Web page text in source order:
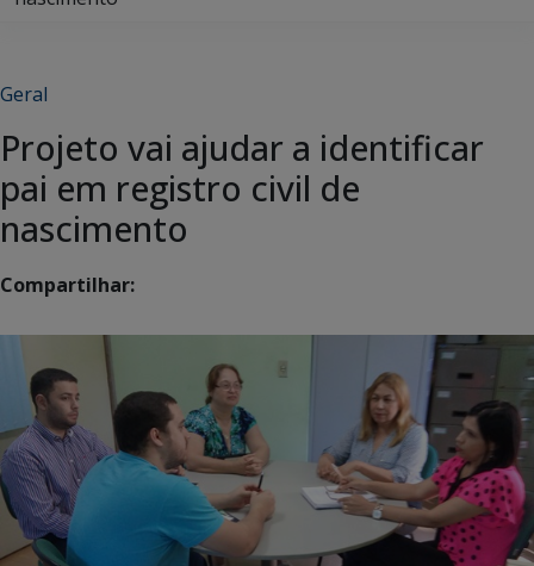
Geral
Projeto vai ajudar a identificar
pai em registro civil de
nascimento
Compartilhar: